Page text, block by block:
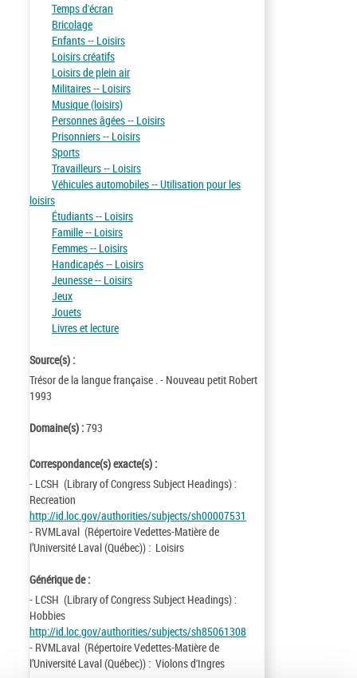
Temps d'écran
Bricolage
Enfants -- Loisirs
Loisirs créatifs
Loisirs de plein air
Militaires -- Loisirs
Musique (loisirs)
Personnes âgées -- Loisirs
Prisonniers -- Loisirs
Sports
Travailleurs -- Loisirs
Véhicules automobiles -- Utilisation pour les
loisirs
Étudiants -- Loisirs
Famille -- Loisirs
Femmes -- Loisirs
Handicapés -- Loisirs
Jeunesse -- Loisirs
Jeux
Jouets
Livres et lecture
Source(s) :
Trésor de la langue française . - Nouveau petit Robert
1993
Domaine(s) :793
Correspondance(s) exacte(s) :
- LCSH (Library of Congress Subject Headings) :
Recreation
http://id.loc.gov/authorities/subjects/sh00007531
- RVMLaval (Répertoire Vedettes-Matière de
l’Université Laval (Québec)) : Loisirs
Générique de :
- LCSH (Library of Congress Subject Headings) :
Hobbies
http://id.loc.gov/authorities/subjects/sh85061308
- RVMLaval (Répertoire Vedettes-Matière de
l’Université Laval (Québec)) : Violons d'Ingres